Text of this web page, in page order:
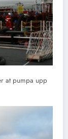
at pumpa upp